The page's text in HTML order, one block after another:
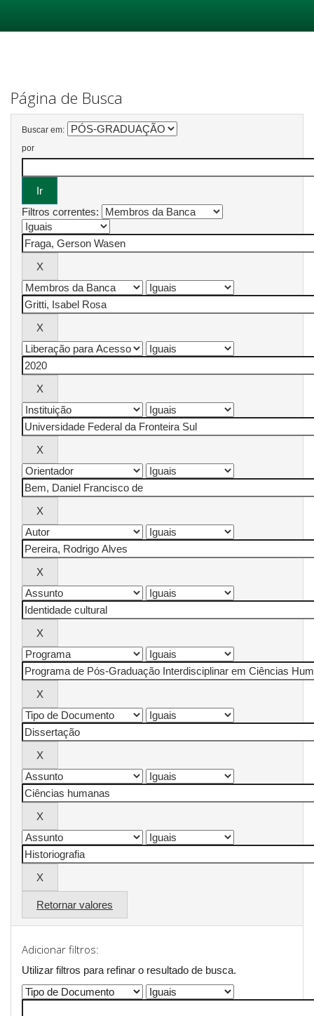
Página de Busca
Buscar em:
por
Filtros correntes:
Retornar valores
Adicionar filtros:
Utilizar filtros para refinar o resultado de busca.